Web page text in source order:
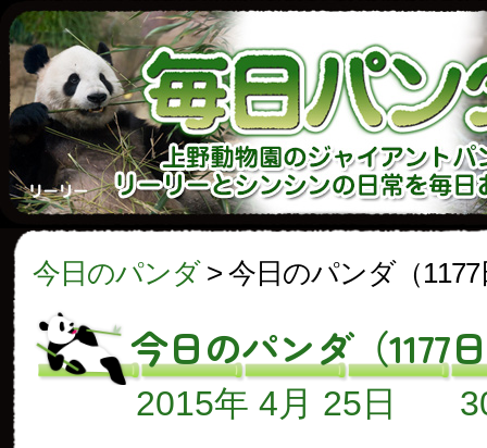
今日のパンダ> 今日のパンダ（1177
今日のパンダ（1177
2015年 4月 25日